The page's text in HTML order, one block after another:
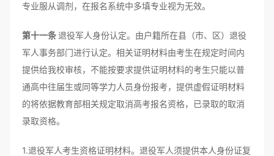
专业服从调剂，在报名系统中多填专业视为无效。
第十一条退役军人身份认定。由户籍所在县（市、区）退役
军人事务部门进行认定。相关证明材料由考生在规定时间内
提供给我校审核，不能按要求提供证明材料的考生只能以普
通高中往届生或同等学力人员身份报考，提供虚假证明材料
的将依据教育部相关规定取消高考报名资格，已录取的取消
录取资格。
1.退役军人考生资格证明材料。退役军人须提供本人身份证复